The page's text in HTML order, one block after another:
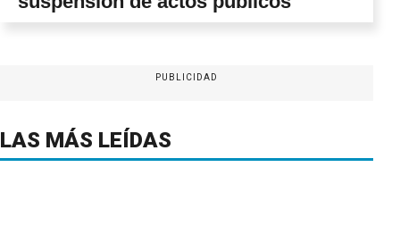
PUBLICIDAD
LAS MÁS LEÍDAS